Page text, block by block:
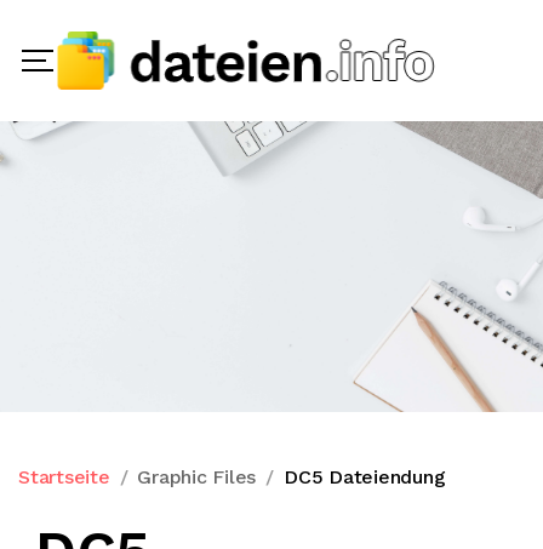
Startseite Graphic Files DC5 Dateiendung